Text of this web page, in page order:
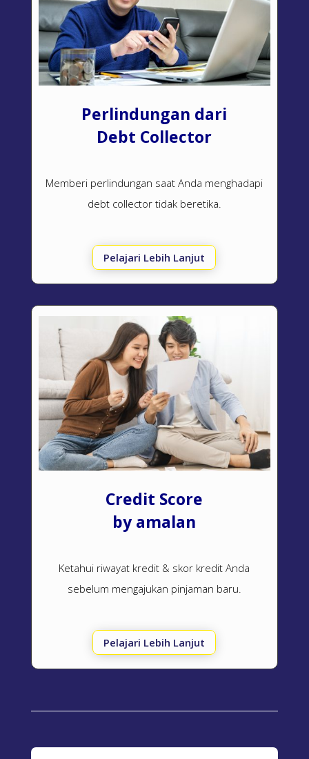
Perlindungan dari
Debt Collector
Memberi perlindungan saat Anda menghadapi
debt collector tidak beretika.
Pelajari Lebih Lanjut
Credit Score
by amalan
Ketahui riwayat kredit & skor kredit Anda
sebelum mengajukan pinjaman baru.
Pelajari Lebih Lanjut